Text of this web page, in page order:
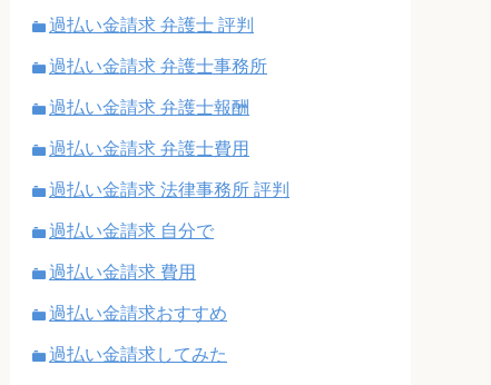
過払い金請求 弁護士 評判
過払い金請求 弁護士事務所
過払い金請求 弁護士報酬
過払い金請求 弁護士費用
過払い金請求 法律事務所 評判
過払い金請求 自分で
過払い金請求 費用
過払い金請求おすすめ
過払い金請求してみた